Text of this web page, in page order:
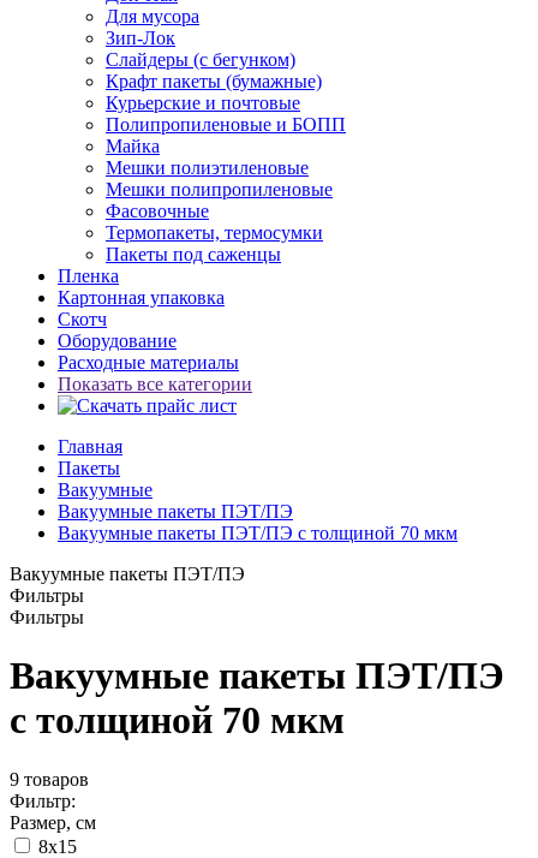
Для мусора
Зип-Лок
Слайдеры (с бегунком)
Крафт пакеты (бумажные)
Курьерские и почтовые
Полипропиленовые и БОПП
Майка
Мешки полиэтиленовые
Мешки полипропиленовые
Фасовочные
Термопакеты, термосумки
Пакеты под саженцы
Пленка
Картонная упаковка
Скотч
Оборудование
Расходные материалы
Показать все категории
Главная
Пакеты
Вакуумные
Вакуумные пакеты ПЭТ/ПЭ
Вакуумные пакеты ПЭТ/ПЭ с толщиной 70 мкм
Вакуумные пакеты ПЭТ/ПЭ
Фильтры
Фильтры
Вакуумные пакеты ПЭТ/ПЭ
с толщиной 70 мкм
9 товаров
Фильтр:
Размер, см
8x15